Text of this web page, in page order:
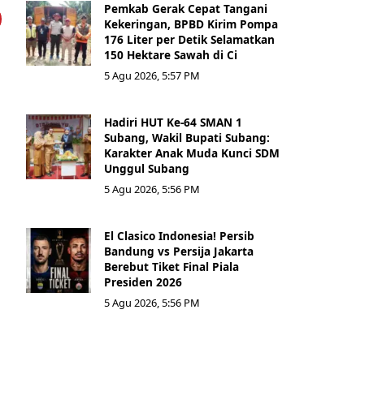
Pemkab Gerak Cepat Tangani
Kekeringan, BPBD Kirim Pompa
176 Liter per Detik Selamatkan
150 Hektare Sawah di Ci
5 Agu 2026, 5:57 PM
Hadiri HUT Ke-64 SMAN 1
Subang, Wakil Bupati Subang:
Karakter Anak Muda Kunci SDM
Unggul Subang
5 Agu 2026, 5:56 PM
El Clasico Indonesia! Persib
Bandung vs Persija Jakarta
Berebut Tiket Final Piala
Presiden 2026
5 Agu 2026, 5:56 PM